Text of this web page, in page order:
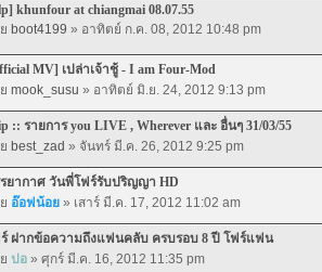
khunfour at chiangmai 08.07.55
boot4199 » อาทิตย์ ก.ค. 08, 2012 10:48 pm
MV] เปล่าเจ้าชู้ - I am Four-Mod
mook_susu » อาทิตย์ มิ.ย. 24, 2012 9:13 pm
:: รายการ you LIVE , Wherever และ อื่นๆ 31/03/55
best_zad » จันทร์ มี.ค. 26, 2012 9:25 pm
ยากาศ วันพี่โฟร์รับปริญญา HD
อ๊อฟน้อย » เสาร์ มี.ค. 17, 2012 11:02 am
ฝากข้อความถึงแฟนคลับ ครบรอบ 8 ปี โฟร์แฟน
ปอ » ศุกร์ มี.ค. 16, 2012 11:35 pm